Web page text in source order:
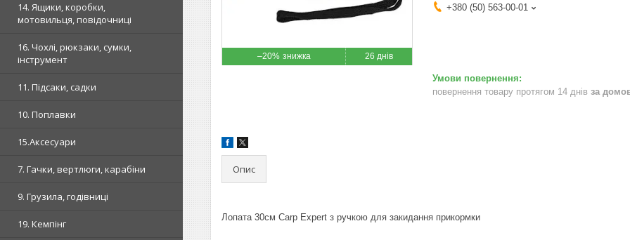
14. Ящики, коробки,
мотовильця, повідочниці
16. Чохлі, рюкзаки, сумки,
інструмент
11. Підсаки, садки
10. Поплавки
15.Аксесуари
7. Гачки, вертлюги, карабіни
9. Грузила, годівниці
19. Кемпінг
–20% 26 днів
+380 (50) 563-00-01
повернення товару протягом 14 днів за
Опис
Лопата 30см Carp Expert з ручкою для закидання прикормки